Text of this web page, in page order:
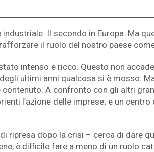
Il secondo in Europa. Ma
il ruolo del nostro paese
intenso e ricco. Questo non
ultimi anni qualcosa si è mosso.
A confronto con gli altri
l’azione delle imprese; e un
ripresa dopo la crisi – cerca di dare
è difficile fare a meno di un ruolo